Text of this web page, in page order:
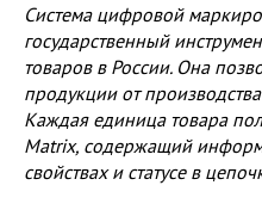
Система цифровой
государственный
товаров в России. Она
продукции от
Каждая единица товара
Matrix, содержащий
свойствах и статусе в